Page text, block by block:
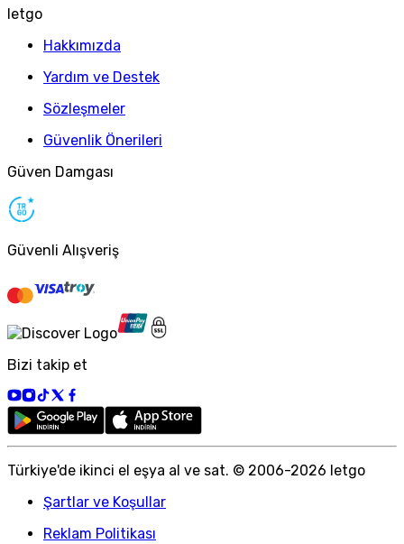
letgo
Hakkımızda
Yardım ve Destek
Sözleşmeler
Güvenlik Önerileri
Güven Damgası
Güvenli Alışveriş
Bizi takip et
Türkiye'de ikinci el eşya al ve sat. © 2006-2026 letgo
Şartlar ve Koşullar
Reklam Politikası